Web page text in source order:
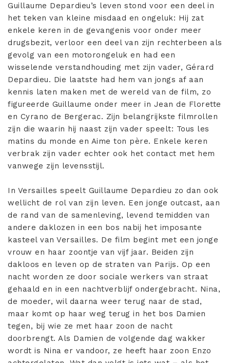
Guillaume Depardieu’s leven stond voor een deel in
het teken van kleine misdaad en ongeluk: Hij zat
enkele keren in de gevangenis voor onder meer
drugsbezit, verloor een deel van zijn rechterbeen als
gevolg van een motorongeluk en had een
wisselende verstandhouding met zijn vader, Gérard
Depardieu. Die laatste had hem van jongs af aan
kennis laten maken met de wereld van de film, zo
figureerde Guillaume onder meer in Jean de Florette
en Cyrano de Bergerac. Zijn belangrijkste filmrollen
zijn die waarin hij naast zijn vader speelt: Tous les
matins du monde en Aime ton père. Enkele keren
verbrak zijn vader echter ook het contact met hem
vanwege zijn levensstijl.
In Versailles speelt Guillaume Depardieu zo dan ook
wellicht de rol van zijn leven. Een jonge outcast, aan
de rand van de samenleving, levend temidden van
andere daklozen in een bos nabij het imposante
kasteel van Versailles. De film begint met een jonge
vrouw en haar zoontje van vijf jaar. Beiden zijn
dakloos en leven op de straten van Parijs. Op een
nacht worden ze door sociale werkers van straat
gehaald en in een nachtverblijf ondergebracht. Nina,
de moeder, wil daarna weer terug naar de stad,
maar komt op haar weg terug in het bos Damien
tegen, bij wie ze met haar zoon de nacht
doorbrengt. Als Damien de volgende dag wakker
wordt is Nina er vandoor, ze heeft haar zoon Enzo